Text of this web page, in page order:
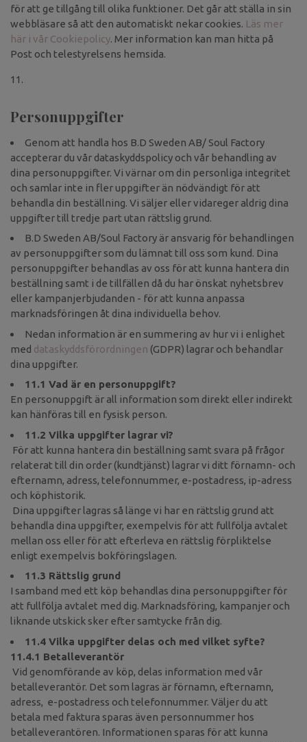
för att ge tillgång till olika funktioner. Det går att ställa in sin
webbläsare så att den automatiskt nekar cookies. Läs mer
här i vår Cookiepolicy. Mer information kan man hitta på
Post och telestyrelsens hemsida.
Personuppgifter
Genom att handla hos B.D Sweden AB/ Soul Factory
accepterar du vår dataskyddspolicy och vår behandling av
dina personuppgifter. Vi värnar om din personliga integritet
och samlar inte in fler uppgifter än nödvändigt för att
behandla din beställning. Vi säljer eller vidareger aldrig dina
uppgifter till tredje part utan rättslig grund.
B.D Sweden AB/Soul Factory är ansvarig för behandlingen
av personuppgifter som du lämnat till oss som kund. Dina
personuppgifter behandlas av oss för att kunna hantera din
beställning samt i de tillfällen då du har önskat nyhetsbrev
eller kampanjerbjudanden - för att kunna anpassa
marknadsföringen åt dina individuella behov.
Nedan information är en summering av hur vi i enlighet
med dataskyddsförordningen (GDPR) lagrar och behandlar
dina uppgifter.
11.1 Vad är en personuppgift?
En personuppgift är all information som direkt eller indirekt
kan hänföras till en fysisk person.
11.2 Vilka uppgifter lagrar vi?
För att kunna hantera din beställning samt svara på frågor
relaterat till din order (kundtjänst) lagrar vi ditt förnamn- och
efternamn, adress, telefonnummer, e-postadress, ip-adress
och köphistorik.
Dina uppgifter lagras så länge vi har en rättslig grund att
behandla dina uppgifter, exempelvis för att fullfölja avtalet
mellan oss eller för att efterleva en rättslig förpliktelse
enligt exempelvis bokföringslagen.
11.3 Rättslig grund
I samband med ett köp behandlas dina personuppgifter för
att fullfölja avtalet med dig. Marknadsföring, kampanjer och
liknande utskick sker efter samtycke från dig.
11.4 Vilka uppgifter delas och med vilket syfte?
11.4.1 Betalleverantör
Vid genomförande av köp, delas information med vår
betalleverantör. Det som lagras är förnamn, efternamn,
adress, e-postadress och telefonnummer. Väljer du att
betala med faktura sparas även personnummer hos
betalleverantören. Informationen sparas för att kunna